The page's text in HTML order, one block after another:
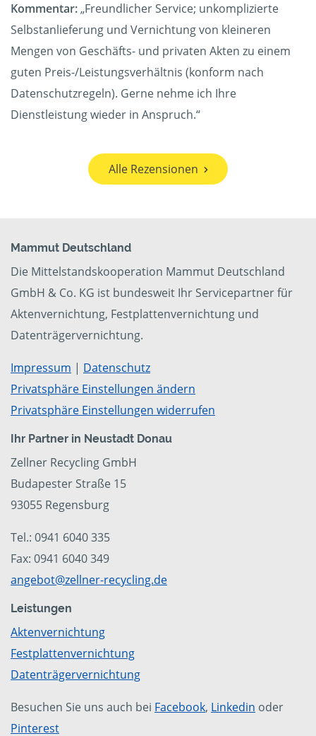
Kommentar:„Freundlicher Service; unkomplizierte
Selbstanlieferung und Vernichtung von kleineren
Mengen von Geschäfts- und privaten Akten zu einem
guten Preis-/Leistungsverhältnis (konform nach
Datenschutzregeln). Gerne nehme ich Ihre
Dienstleistung wieder in Anspruch.“
Alle Rezensionen
Mammut Deutschland
Die Mittelstandskooperation Mammut Deutschland
GmbH & Co. KG ist bundesweit Ihr Servicepartner für
Aktenvernichtung, Festplattenvernichtung und
Datenträgervernichtung.
Impressum | Datenschutz
Privatsphäre Einstellungen ändern
Privatsphäre Einstellungen widerrufen
Ihr Partner in Neustadt Donau
Zellner Recycling GmbH
Budapester Straße 15
93055 Regensburg
Tel.: 0941 6040 335
Fax: 0941 6040 349
angebot@zellner-recycling.de
Leistungen
Aktenvernichtung
Festplattenvernichtung
Datenträgervernichtung
Besuchen Sie uns auch bei Facebook, Linkedin oder
Pinterest